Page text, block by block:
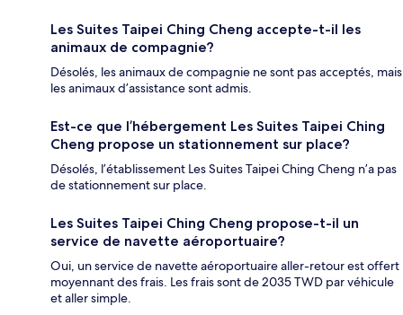
Les Suites Taipei Ching Cheng accepte-t-il les
animaux de compagnie?
Désolés, les animaux de compagnie ne sont pas acceptés, mais
les animaux d’assistance sont admis.
Est-ce que l’hébergement Les Suites Taipei Ching
Cheng propose un stationnement sur place?
Désolés, l’établissement Les Suites Taipei Ching Cheng n’a pas
de stationnement sur place.
Les Suites Taipei Ching Cheng propose-t-il un
service de navette aéroportuaire?
Oui, un service de navette aéroportuaire aller-retour est offert
moyennant des frais. Les frais sont de 2035 TWD par véhicule
et aller simple.